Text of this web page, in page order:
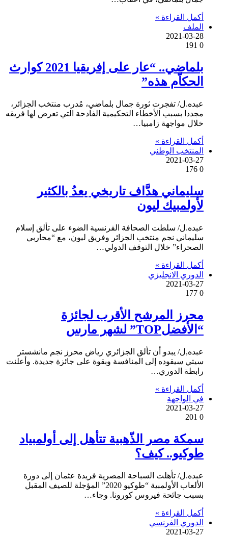
أكمل القراءة »
الملف
2021-03-28
0
بلماضي.. “عار على إفريقيا 2021 كوارث
الحكاّم هذه”
عبده.ل/ تفجرت ثورة جمال بلماضي، مُدرب منتخب الجزائر،
مجددا بسبب الأخطاء التحكيمية الفادحة التي تعرض لها فريقه
خلال مواجهة زامبيا…
أكمل القراءة »
المنتخب الوطني
2021-03-27
0
سليماني هدَّاف تاريخي يعدُ بالكثير
لأولمبيك ليون
عبده.ل/ سلطت الصحافة الفرنسية الضوء على تألق إسلام
سليماني نجم منتخب الجزائر وفريق ليون، مع “محاربي
الصحراء” خلال التوقف الدولي…
أكمل القراءة »
الدوري الانجليزي
2021-03-27
0
محرز المرشح الأقرب لجائزة
“الأفضلTOP” لشهر مارس
عبده,ل/ يبدو أن تألق الجزائري رياض محرز نجم مانشستر
سيتي سيقوده إلى المنافسة وبقوة على جائزة جديدة. وأعلنت
رابطة الدوري…
أكمل القراءة »
في الواجهة
2021-03-27
0
سمكة مصر الذّهبية تتأهل إلى أولمبياد
طوكيو.. كيف؟
عبده.ل/ تأهلت السباحة المصرية فريدة عثمان إلى دورة
الألعاب الأولمبية “طوكيو 2020” المؤجلة للصيف المقبل
بسبب جائحة فيروس كورونا. وجاء…
أكمل القراءة »
الدوري الفرنسي
2021-03-27